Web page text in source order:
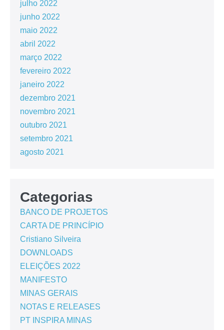
julho 2022
junho 2022
maio 2022
abril 2022
março 2022
fevereiro 2022
janeiro 2022
dezembro 2021
novembro 2021
outubro 2021
setembro 2021
agosto 2021
Categorias
BANCO DE PROJETOS
CARTA DE PRINCÍPIO
Cristiano Silveira
DOWNLOADS
ELEIÇÕES 2022
MANIFESTO
MINAS GERAIS
NOTAS E RELEASES
PT INSPIRA MINAS